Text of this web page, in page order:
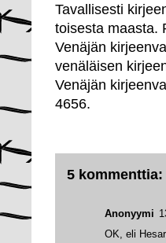
Tavallisesti
toisesta maasta.
Venäjän
venäläisen
Venäjän
4656.
5 kommenttia:
Anonyymi
OK, eli